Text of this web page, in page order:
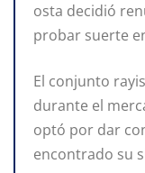
osta decidió
probar suerte
El conjunto
durante el
optó por dar
encontrado su